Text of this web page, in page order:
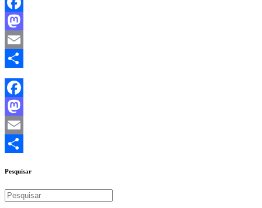
Facebook
Mastodon
Email
Share
Facebook
Mastodon
Email
Pesquisar